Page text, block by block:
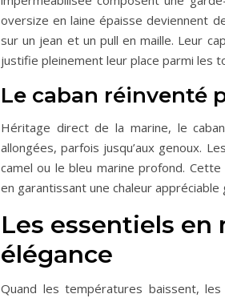
oversize en laine épaisse deviennent
sur un jean et un pull en maille. Leur
justifie pleinement leur place parmi les
Le caban réinventé
Héritage direct de la marine, le
allongées, parfois jusqu’aux genoux.
camel ou le bleu marine profond.
en garantissant une chaleur
Les essentiels
élégance
Quand les températures baissent,